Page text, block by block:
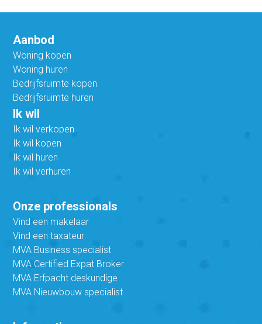
Aanbod
Woning kopen
Woning huren
Bedrijfsruimte kopen
Bedrijfsruimte huren
Ik wil
Ik wil verkopen
Ik wil kopen
Ik wil huren
Ik wil verhuren
Onze professionals
Vind een makelaar
Vind een taxateur
MVA Business specialist
MVA Certified Expat Broker
MVA Erfpacht deskundige
MVA Nieuwbouw specialist